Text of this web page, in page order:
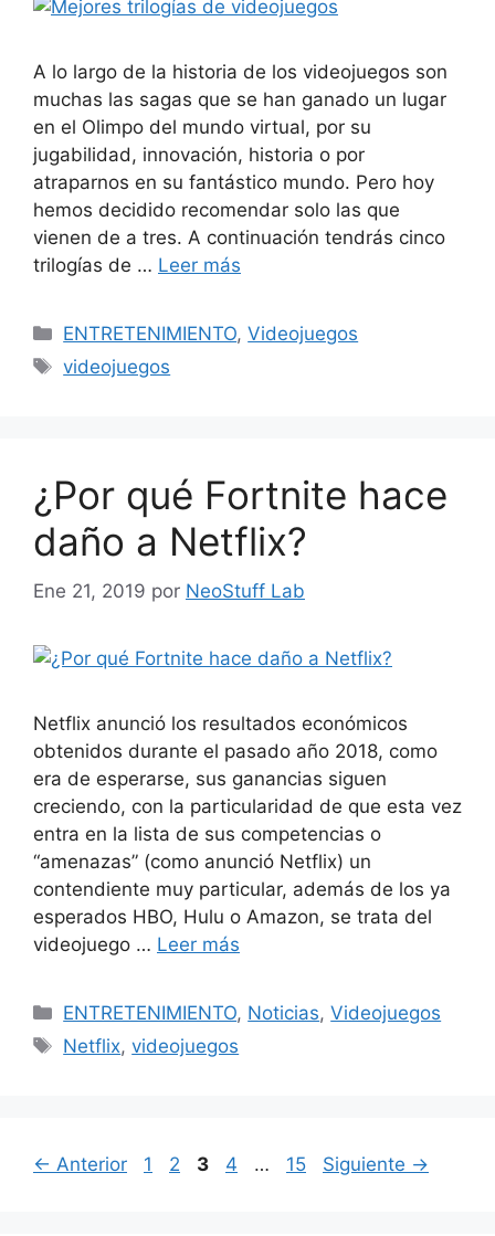
A lo largo de la historia de los videojuegos son
muchas las sagas que se han ganado un lugar
en el Olimpo del mundo virtual, por su
jugabilidad, innovación, historia o por
atraparnos en su fantástico mundo. Pero hoy
hemos decidido recomendar solo las que
vienen de a tres. A continuación tendrás cinco
trilogías de … Leer más
Categorías
ENTRETENIMIENTO,Videojuegos
Etiquetas
videojuegos
¿Por qué Fortnite hace
daño a Netflix?
Ene 21, 2019 por NeoStuff Lab
Netflix anunció los resultados económicos
obtenidos durante el pasado año 2018, como
era de esperarse, sus ganancias siguen
creciendo, con la particularidad de que esta vez
entra en la lista de sus competencias o
“amenazas” (como anunció Netflix) un
contendiente muy particular, además de los ya
esperados HBO, Hulu o Amazon, se trata del
videojuego … Leer más
Categorías
ENTRETENIMIENTO, Noticias,Videojuegos
Etiquetas
Netflix,videojuegos
← Anterior Página
1 Página
2 Página
3 Página
4 … Página
15 Siguiente →